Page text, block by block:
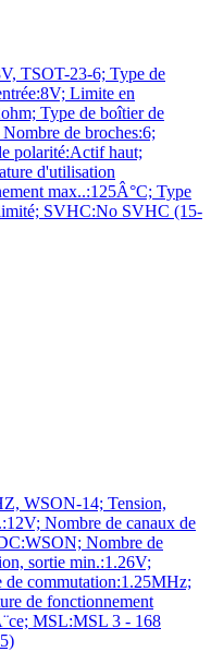
TSOT-23-6; Type de
Limite en
Type de boîtier de
de broches:6;
polarité:Actif haut;
d'utilisation
max..:125Â°C; Type
SVHC:No SVHC (15-
WSON-14; Tension,
Nombre de canaux de
Nombre de
sortie min.:1.26V;
de commutation:1.25MHz;
de fonctionnement
MSL:MSL 3 - 168